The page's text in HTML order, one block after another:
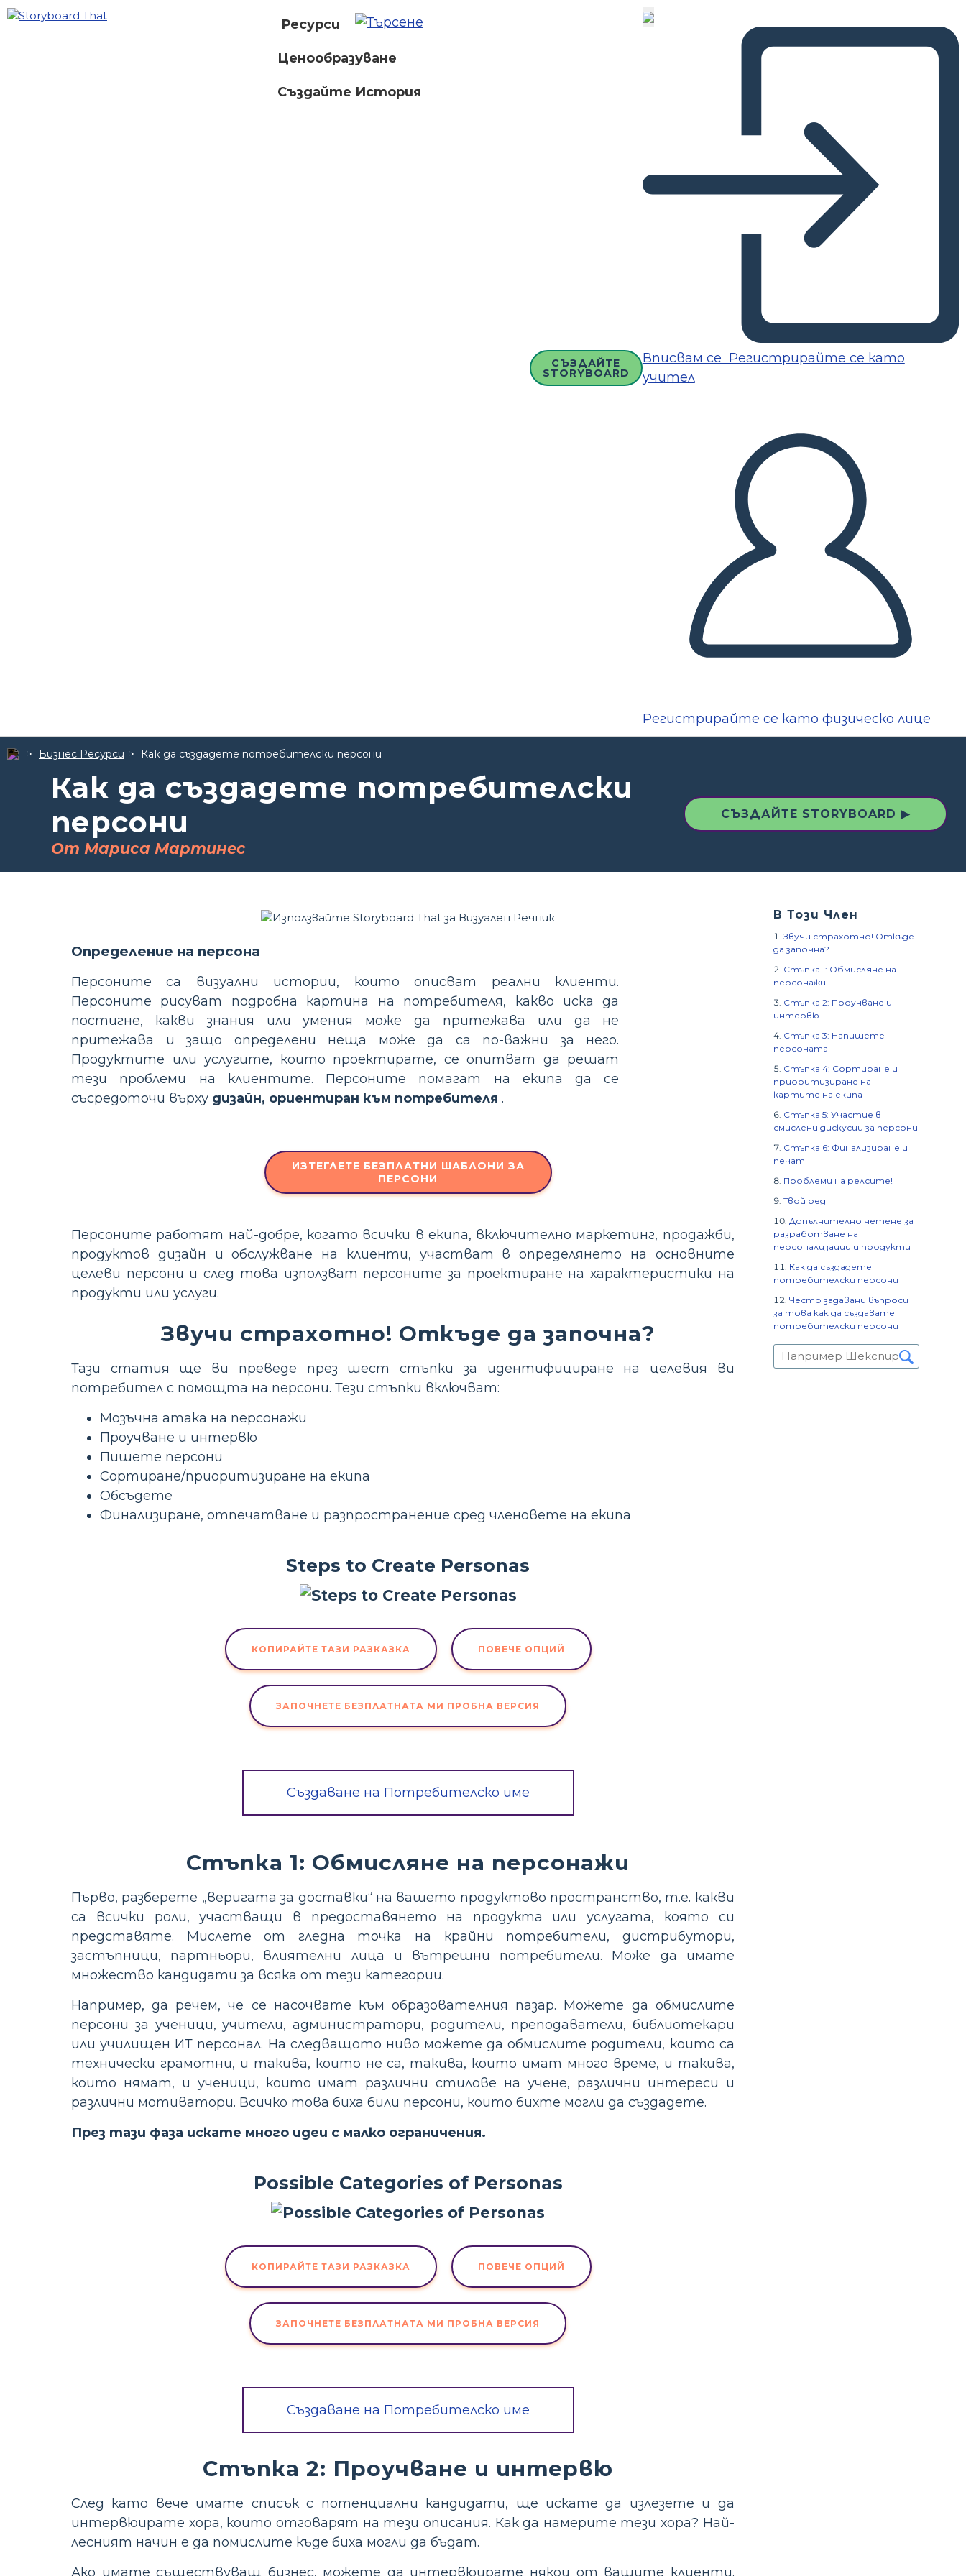
Ресурси
Ценообразуване
Създайте История
СЪЗДАЙТЕ
STORYBOARD
Вписвам се Регистрирайте се като
учител
Регистрирайте се като физическо лице
Бизнес Ресурси Как да създадете потребителски персони
Как да създадете потребителски
персони
От Мариса Мартинес
СЪЗДАЙТЕ STORYBOARD ▶
В Този Член
Звучи страхотно! Откъде
да започна?
Стъпка 1: Обмисляне на
персонажи
Стъпка 2: Проучване и
интервю
Стъпка 3: Напишете
персоната
Стъпка 4: Сортиране и
приоритизиране на
картите на екипа
Стъпка 5: Участие в
смислени дискусии за персони
Стъпка 6: Финализиране и
печат
Проблеми на релсите!
Твой ред
Допълнително четене за
разработване на
персонализации и продукти
Как да създадете
потребителски персони
Често задавани въпроси
за това как да създавате
потребителски персони
Определение на персона
Персоните са визуални истории, които описват реални клиенти.
Персоните рисуват подробна картина на потребителя, какво иска да
постигне, какви знания или умения може да притежава или да не
притежава и защо определени неща може да са по-важни за него.
Продуктите или услугите, които проектирате, се опитват да решат
тези проблеми на клиентите. Персоните помагат на екипа да се
съсредоточи върху дизайн, ориентиран към потребителя .
ИЗТЕГЛЕТЕ БЕЗПЛАТНИ ШАБЛОНИ ЗА
ПЕРСОНИ
Персоните работят най-добре, когато всички в екипа, включително маркетинг, продажби,
продуктов дизайн и обслужване на клиенти, участват в определянето на основните
целеви персони и след това използват персоните за проектиране на характеристики на
продукти или услуги.
Звучи страхотно! Откъде да започна?
Тази статия ще ви преведе през шест стъпки за идентифициране на целевия ви
потребител с помощта на персони. Тези стъпки включват:
Мозъчна атака на персонажи
Проучване и интервю
Пишете персони
Сортиране/приоритизиране на екипа
Обсъдете
Финализиране, отпечатване и разпространение сред членовете на екипа
Steps to Create Personas
КОПИРАЙТЕ ТАЗИ РАЗКАЗКА ПОВЕЧЕ ОПЦИЙ
ЗАПОЧНЕТЕ БЕЗПЛАТНАТА МИ ПРОБНА ВЕРСИЯ
Създаване на Потребителско име
Стъпка 1: Обмисляне на персонажи
Първо, разберете „веригата за доставки“ на вашето продуктово пространство, т.е. какви
са всички роли, участващи в предоставянето на продукта или услугата, която си
представяте. Мислете от гледна точка на крайни потребители, дистрибутори,
застъпници, партньори, влиятелни лица и вътрешни потребители. Може да имате
множество кандидати за всяка от тези категории.
Например, да речем, че се насочвате към образователния пазар. Можете да обмислите
персони за ученици, учители, администратори, родители, преподаватели, библиотекари
или училищен ИТ персонал. На следващото ниво можете да обмислите родители, които са
технически грамотни, и такива, които не са, такива, които имат много време, и такива,
които нямат, и ученици, които имат различни стилове на учене, различни интереси и
различни мотиватори. Всичко това биха били персони, които бихте могли да създадете.
През тази фаза искате много идеи с малко ограничения.
Possible Categories of Personas
КОПИРАЙТЕ ТАЗИ РАЗКАЗКА ПОВЕЧЕ ОПЦИЙ
ЗАПОЧНЕТЕ БЕЗПЛАТНАТА МИ ПРОБНА ВЕРСИЯ
Създаване на Потребителско име
Стъпка 2: Проучване и интервю
След като вече имате списък с потенциални кандидати, ще искате да излезете и да
интервюирате хора, които отговарят на тези описания. Как да намерите тези хора? Най-
лесният начин е да помислите къде биха могли да бъдат.
Ако имате съществуващ бизнес, можете да интервюирате някои от вашите клиенти.